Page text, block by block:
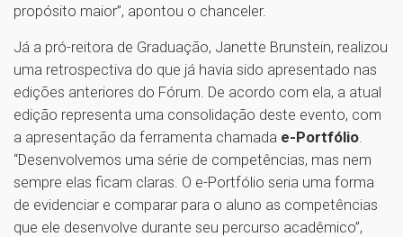
propósito maior”, apontou o chanceler.
Já a pró-reitora de Graduação, Janette Brunstein, realizou
uma retrospectiva do que já havia sido apresentado nas
edições anteriores do Fórum. De acordo com ela, a atual
edição representa uma consolidação deste evento, com
a apresentação da ferramenta chamada e-Portfólio
“Desenvolvemos uma série de competências, mas nem
sempre elas ficam claras. O e-Portfólio seria uma forma
de evidenciar e comparar para o aluno as competências
que ele desenvolve durante seu percurso acadêmico”,